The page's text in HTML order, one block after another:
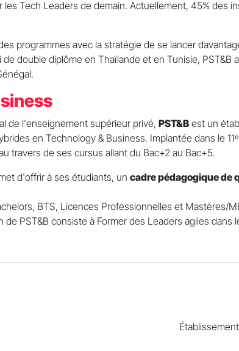
Tech Leaders de demain. Actuellement, 45% des
programmes avec la stratégie de se lancer
double diplôme en Thaïlande et en Tunisie,
de l'enseignement supérieur privé, PST&B est un
en Technology & Business. Implantée dans le
travers de ses cursus allant du Bac+2 au Bac+5.
d'offrir à ses étudiants, un cadre pédagogique de
BTS, Licences Professionnelles et Mastères/
PST&B consiste à Former des Leaders agiles